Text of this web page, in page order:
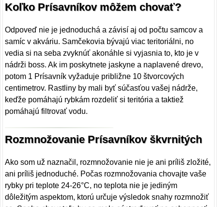
Koľko Prísavníkov môžem chovať?
Odpoveď nie je jednoduchá a závisí aj od počtu samcov a
samíc v akváriu. Samčekovia bývajú viac teritoriálni, no
vedia si na seba zvyknúť akonáhle si vyjasnia to, kto je v
nádrži boss. Ak im poskytnete jaskyne a naplavené drevo,
potom 1 Prísavník vyžaduje približne 10 štvorcových
centimetrov. Rastliny by mali byť súčasťou vašej nádrže,
keďže pomáhajú rybkám rozdeliť si teritória a taktiež
pomáhajú filtrovať vodu.
Rozmnožovanie Prísavníkov škvrnitých
Ako som už naznačil, rozmnožovanie nie je ani príliš zložité,
ani príliš jednoduché. Počas rozmnožovania chovajte vaše
rybky pri teplote 24-26°C, no teplota nie je jediným
dôležitým aspektom, ktorú určuje výsledok snahy rozmnožiť